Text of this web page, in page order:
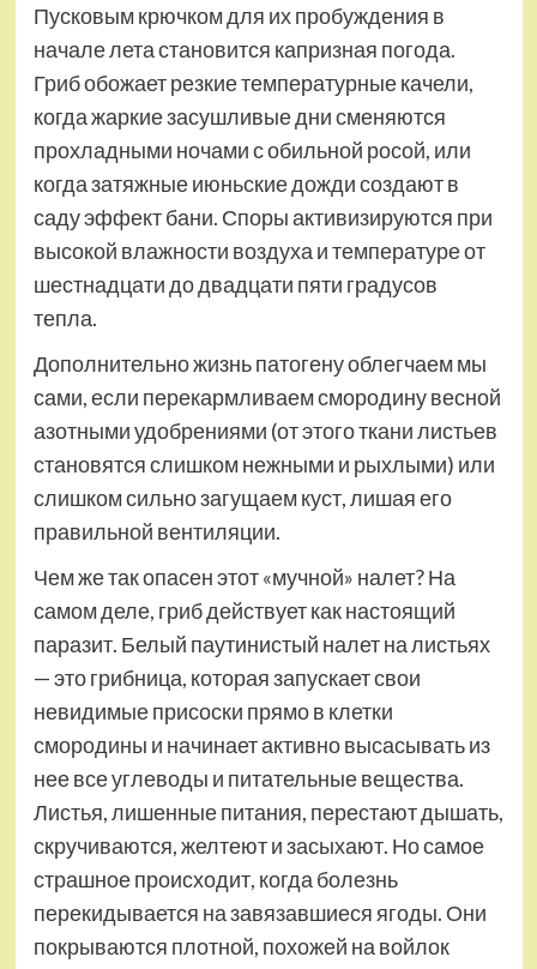
Пусковым крючком для их пробуждения в
начале лета становится капризная погода.
Гриб обожает резкие температурные качели,
когда жаркие засушливые дни сменяются
прохладными ночами с обильной росой, или
когда затяжные июньские дожди создают в
саду эффект бани. Споры активизируются при
высокой влажности воздуха и температуре от
шестнадцати до двадцати пяти градусов
тепла.
Дополнительно жизнь патогену облегчаем мы
сами, если перекармливаем смородину весной
азотными удобрениями (от этого ткани листьев
становятся слишком нежными и рыхлыми) или
слишком сильно загущаем куст, лишая его
правильной вентиляции.
Чем же так опасен этот «мучной» налет? На
самом деле, гриб действует как настоящий
паразит. Белый паутинистый налет на листьях
— это грибница, которая запускает свои
невидимые присоски прямо в клетки
смородины и начинает активно высасывать из
нее все углеводы и питательные вещества.
Листья, лишенные питания, перестают дышать,
скручиваются, желтеют и засыхают. Но самое
страшное происходит, когда болезнь
перекидывается на завязавшиеся ягоды. Они
покрываются плотной, похожей на войлок